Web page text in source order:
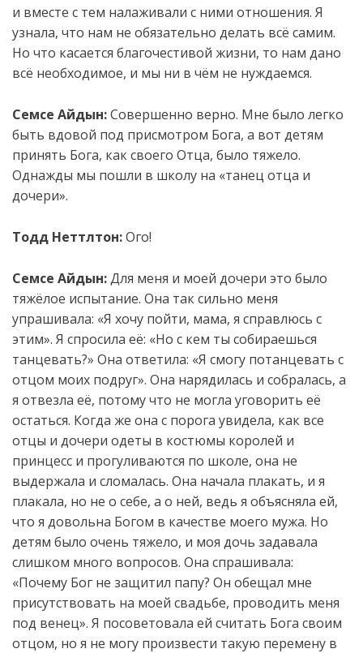
и вместе с тем налаживали с ними отношения. Я
узнала, что нам не обязательно делать всё самим.
Но что касается благочестивой жизни, то нам дано
всё необходимое, и мы ни в чём не нуждаемся.
Семсе Айдын:Совершенно верно. Мне было легко
быть вдовой под присмотром Бога, а вот детям
принять Бога, как своего Отца, было тяжело.
Однажды мы пошли в школу на «танец отца и
дочери».
Тодд Неттлтон:Ого!
Семсе Айдын:Для меня и моей дочери это было
тяжёлое испытание. Она так сильно меня
упрашивала: «Я хочу пойти, мама, я справлюсь с
этим». Я спросила её: «Но с кем ты собираешься
танцевать?» Она ответила: «Я смогу потанцевать с
отцом моих подруг». Она нарядилась и собралась, а
я отвезла её, потому что не могла уговорить её
остаться. Когда же она с порога увидела, как все
отцы и дочери одеты в костюмы королей и
принцесс и прогуливаются по школе, она не
выдержала и сломалась. Она начала плакать, и я
плакала, но не о себе, а о ней, ведь я объясняла ей,
что я довольна Богом в качестве моего мужа. Но
детям было очень тяжело, и моя дочь задавала
слишком много вопросов. Она спрашивала:
«Почему Бог не защитил папу? Он обещал мне
присутствовать на моей свадьбе, проводить меня
под венец». Я посоветовала ей считать Бога своим
отцом, но я не могу произвести такую перемену в